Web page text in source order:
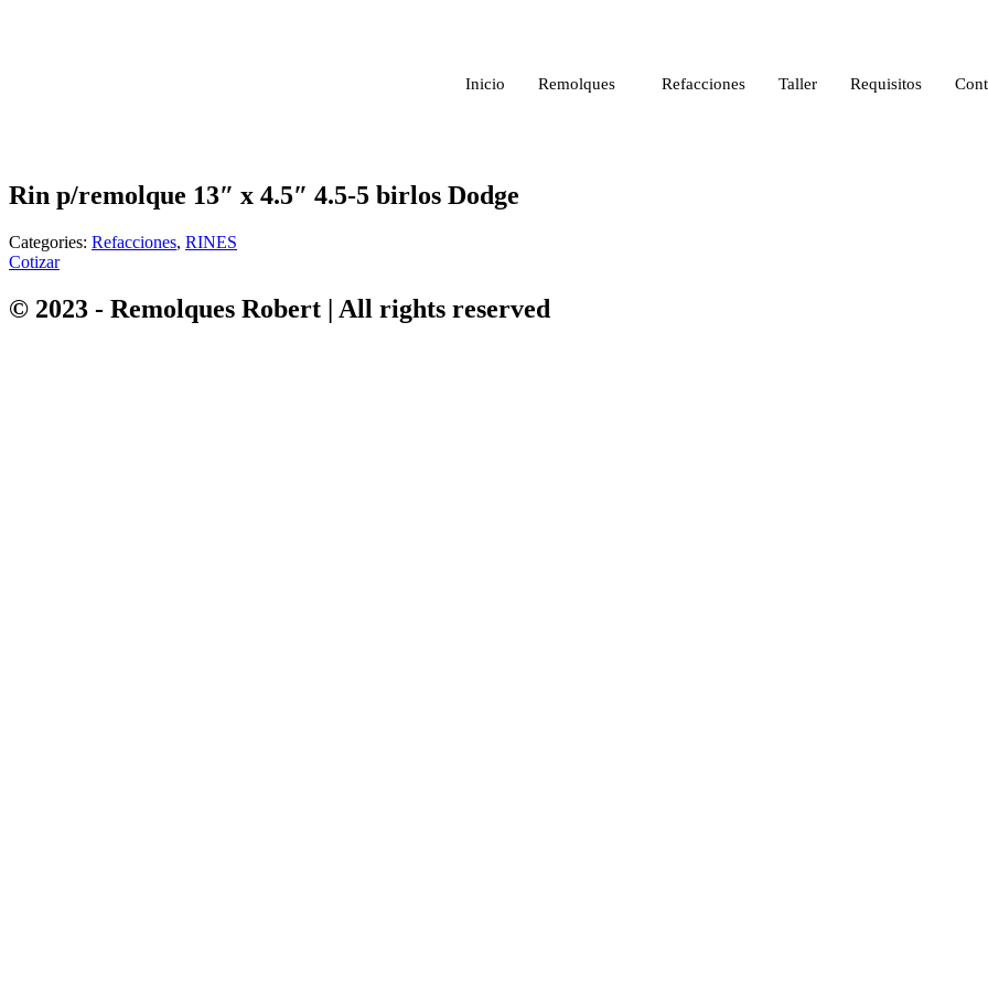
Inicio Remolques Refacciones Taller Requisitos
Rin p/remolque 13″ x 4.5″ 4.5-5 birlos Dodge
Categories: Refacciones, RINES
Cotizar
© 2023 - Remolques Robert | All rights reserved